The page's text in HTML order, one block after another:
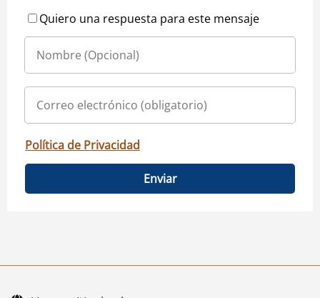
Quiero una respuesta para este mensaje
Política de Privacidad
Enviar